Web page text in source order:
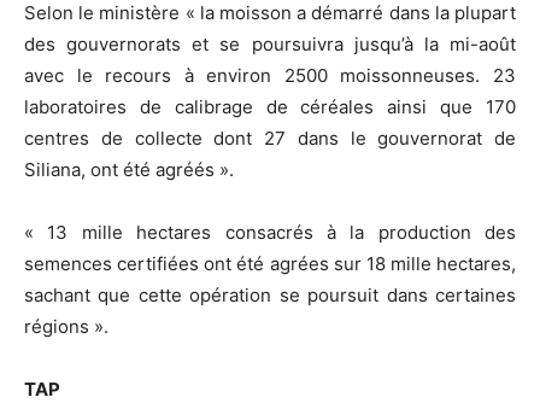
Selon le ministère « la moisson a démarré dans la plupart
des gouvernorats et se poursuivra jusqu’à la mi-août
avec le recours à environ 2500 moissonneuses. 23
laboratoires de calibrage de céréales ainsi que 170
centres de collecte dont 27 dans le gouvernorat de
Siliana, ont été agréés ».
« 13 mille hectares consacrés à la production des
semences certifiées ont été agrées sur 18 mille hectares,
sachant que cette opération se poursuit dans certaines
régions ».
TAP